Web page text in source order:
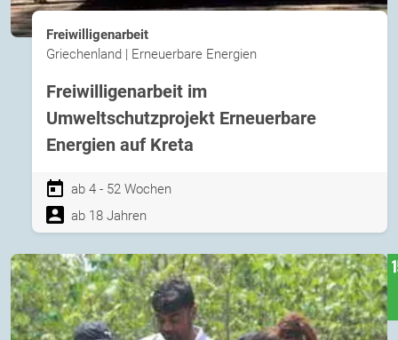
Freiwilligenarbeit
Griechenland | Erneuerbare Energien
Freiwilligenarbeit im
Umweltschutzprojekt Erneuerbare
Energien auf Kreta
ab 4 - 52 Wochen
ab 18 Jahren